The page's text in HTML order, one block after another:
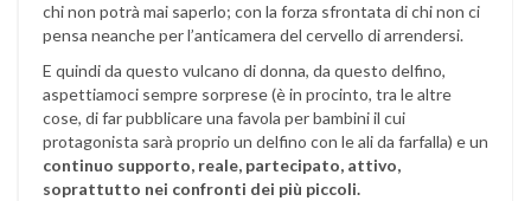
chi non potrà mai saperlo; con la forza sfrontata di chi non ci
pensa neanche per l’anticamera del cervello di arrendersi.
E quindi da questo vulcano di donna, da questo delfino,
aspettiamoci sempre sorprese (è in procinto, tra le altre
cose, di far pubblicare una favola per bambini il cui
protagonista sarà proprio un delfino con le ali da farfalla) e un
continuo supporto, reale, partecipato, attivo,
soprattutto nei confronti dei più piccoli.